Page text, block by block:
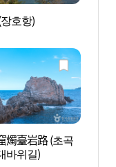
호항)
燭臺岩路 (초곡
바위길)